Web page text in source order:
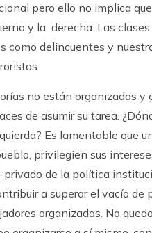
pero ello no implica
y la derecha. Las
como delincuentes y
no están organizadas
de asumir su tarea.
Es lamentable que
privilegien sus
de la política
a superar el vacío
organizadas. No